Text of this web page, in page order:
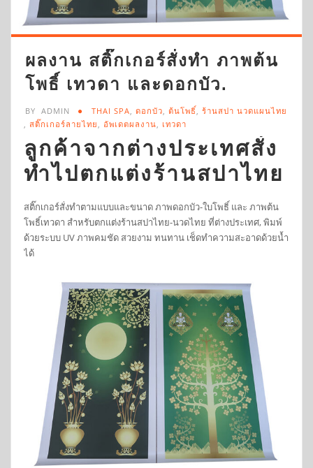
ผลงาน สติ๊กเกอร์สั่งทำ ภาพต้น
โพธิ์ เทวดา และดอกบัว.
BY ADMIN THAI SPA ดอกบัว ต้นโพธิ์ ร้านสปา นวดแผนไทย
สติ๊กเกอร์ลายไทย อัพเดตผลงาน เทวดา
ลูกค้าจากต่างประเทศสั่ง
ทำไปตกแต่งร้านสปาไทย
สติ๊กเกอร์สั่งทำตามแบบและขนาด ภาพดอกบัว-ใบโพธิ์ และ ภาพต้น
โพธิ์เทวดา สำหรับตกแต่งร้านสปาไทย-นวดไทย ที่ต่างประเทศ, พิมพ์
ด้วยระบบ UV ภาพคมชัด สวยงาม ทนทาน เช็ดทำความสะอาดด้วยน้ำ
ได้